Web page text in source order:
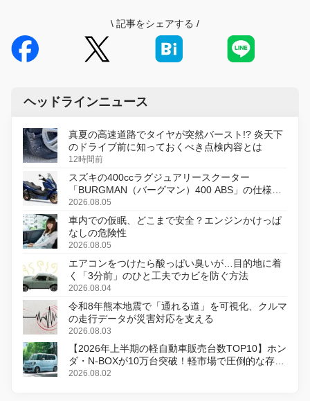
\ 記事をシェアする /
ヘッドラインニュース
真夏の高速道路でタイヤが突然バースト!? 炎天下
のドライブ前に知っておくべき点検内容とは
12時間前
スズキの400ccラグジュアリースクーター
「BURGMAN（バーグマン）400 ABS」の仕様を
変更し、8月18日に発売
2026.08.05
車内での仮眠、どこまで安全？エンジンかけっぱ
なしの危険性
2026.08.05
エアコンをつけたら酸っぱい臭いが…目的地に着
く「3分前」のひと工夫でカビを防ぐ方法
2026.08.04
令和8年熊本地震で「通れる道」を可視化、クルマ
の走行データが災害対応を支える
2026.08.03
【2026年上半期の軽自動車販売台数TOP10】ホン
ダ・N-BOXが10万台突破！軽市場で圧倒的な存在
感
2026.08.02